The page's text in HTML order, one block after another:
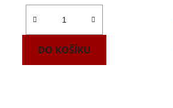
DO KOŠÍKU